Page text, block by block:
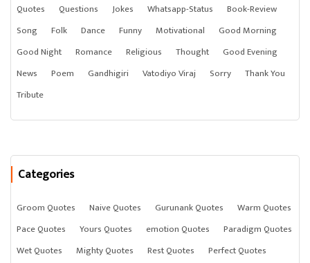
Quotes
Questions Jokes Whatsapp-Status
Book-Review
Song
Folk Dance Funny Motivational
Good Morning
Good Night
Romance Religious Thought
Good Evening
News
Poem Gandhigiri Vatodiyo Viraj Sorry
Thank You
Tribute
Categories
Groom Quotes Naive Quotes Gurunank Quotes
Warm Quotes
Pace Quotes
Yours Quotes emotion Quotes
Paradigm Quotes
Wet Quotes
Mighty Quotes Rest Quotes
Perfect Quotes